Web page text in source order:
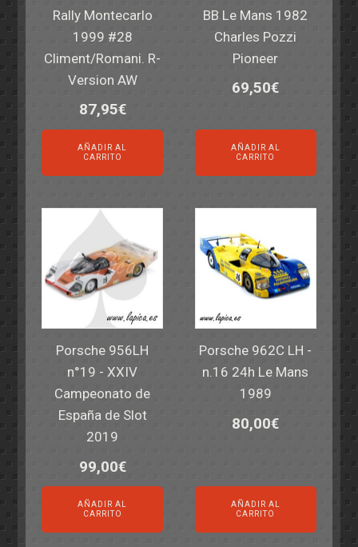
Rally Montecarlo
1999 #28
Climent/Romani. R-
Version AW
87,95€
AÑADIR AL
CARRITO
BB Le Mans 1982
Charles Pozzi
Pioneer
69,50€
AÑADIR AL
CARRITO
Porsche 956LH
n°19 - XXIV
Campeonato de
España de Slot
2019
99,00€
AÑADIR AL
CARRITO
Porsche 962C LH -
n.16 24h Le Mans
1989
80,00€
AÑADIR AL
CARRITO